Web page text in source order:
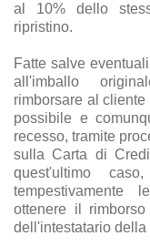
al 10% dello
ripristino.
Fatte salve
all'imballo
rimborsare al
possibile e
recesso, tramite
sulla Carta di
quest'ultimo
tempestivamente
ottenere il
dell'intestatario della